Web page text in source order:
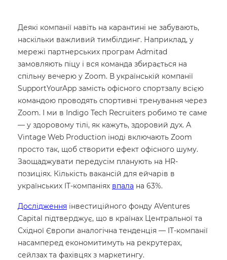
Деякі компанії навіть на карантині не забувають,
наскільки важливий тимбілдинг. Наприклад, у
мережі партнерських програм Admitad
замовляють піцу і вся команда збирається на
спільну вечерю у Zoom. В українській компанії
SupportYourApp замість офісного спортзалу всією
командою проводять спортивні тренування через
Zoom. І ми в Indigo Tech Recruiters робимо те саме
— у здоровому тілі, як кажуть, здоровий дух. А
Vintage Web Production іноді включають Zoom
просто так, щоб створити ефект офісного шуму.
Заощаджувати передусім планують на HR-
позиціях. Кількість вакансій для ейчарів в
українських IT-компаніях впала на 63%.
Дослідження інвестиційного фонду AVentures
Capital підтверджує, що в країнах Центральної та
Східної Європи аналогічна тенденція — IT-компанії
насамперед економитимуть на рекрутерах,
сейлзах та фахівцях з маркетингу.